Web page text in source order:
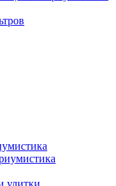
улитки